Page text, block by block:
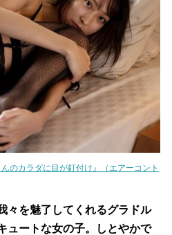
のカラダに目が釘付け』（エアーコント
々を魅了してくれるグラドル
ュートな女の子。しとやかで